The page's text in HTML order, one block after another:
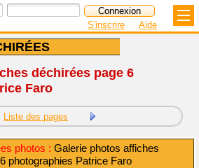
S'inscrire Aide
déchirées page 6
Faro
Liste des pages
photos : Galerie photos affiches
photographies Patrice Faro